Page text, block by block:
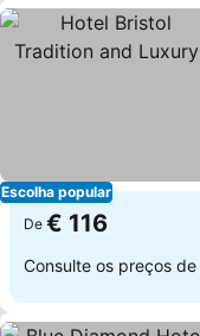
Escolha popular
De € 116
Consulte os preços de